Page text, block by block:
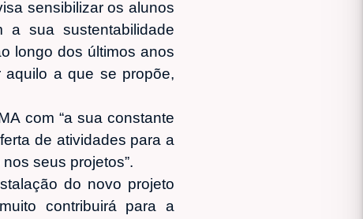
sensibilizar os alunos
a sua sustentabilidade
longo dos últimos anos
aquilo a que se propõe,
com “a sua constante
de atividades para a
seus projetos”.
do novo projeto
contribuirá para a